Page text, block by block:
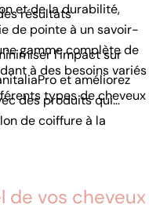
et de la durabilité,
de pointe à un savoir-
gamme complète de
à des besoins variés
résultats
l'impact sur
types de cheveux
et améliorez
des produits qui
de coiffure à la
de vos cheveux